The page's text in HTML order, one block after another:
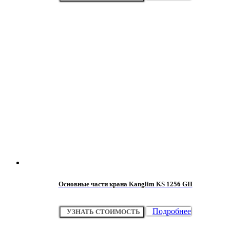
Основные части крана Kanglim KS 1256 GII
УЗНАТЬ СТОИМОСТЬ Подробнее